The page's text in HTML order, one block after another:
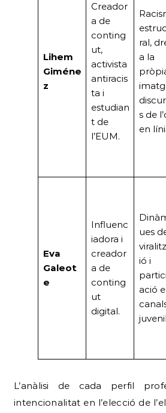
Lihem
Giméne
z
Creador
a de
conting
ut,
activista
antiracis
ta i
estudian
t de
l’EUM.
ral,
a la
s de
en
Eva
Galeot
e
Influenc
iadora i
creador
a de
conting
ut
digital.
ues
ió i
ació
L’anàlisi de cada perfil
intencionalitat en l’elecció de